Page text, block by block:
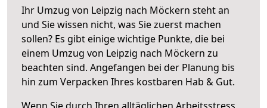
Ihr Umzug von Leipzig nach Möckern steht an
und Sie wissen nicht, was Sie zuerst machen
sollen? Es gibt einige wichtige Punkte, die bei
einem Umzug von Leipzig nach Möckern zu
beachten sind. Angefangen bei der Planung bis
hin zum Verpacken Ihres kostbaren Hab & Gut.